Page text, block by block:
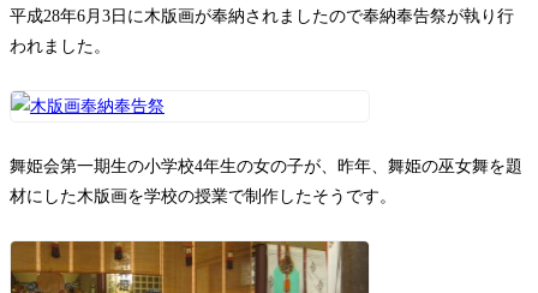
八甲田山神社
海葬
奉祝記念事業
平成28年6月3日に木版画が奉納されましたので奉納奉告祭が執り行
われました。
舞姫会第一期生の小学校4年生の女の子が、昨年、舞姫の巫女舞を題
材にした木版画を学校の授業で制作したそうです。